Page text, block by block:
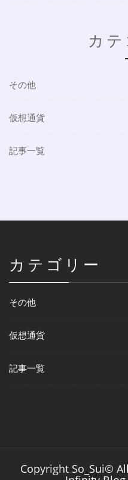
カ
その他
仮想通貨
記事一覧
カテゴリー
その他
仮想通貨
記事一覧
Copyright So_Sui©